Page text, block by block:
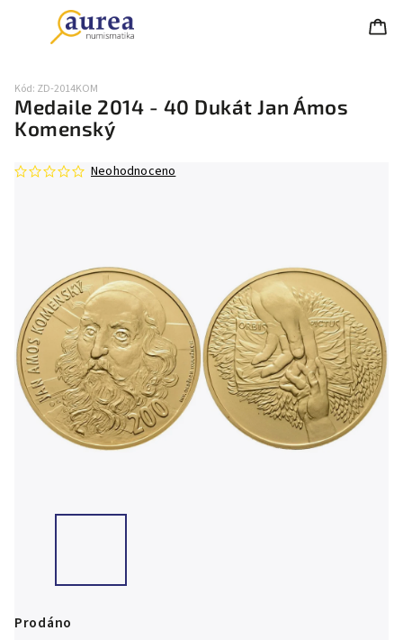
Medaile 2014 - 40 Dukát Jan Ámos
Komenský
Kód: ZD-2014KOM
Neohodnoceno
Prodáno